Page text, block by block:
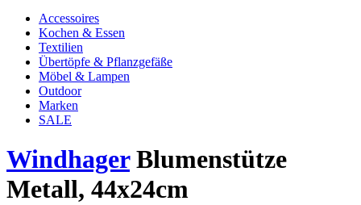
Accessoires
Kochen & Essen
Textilien
Übertöpfe & Pflanzgefäße
Möbel & Lampen
Outdoor
Marken
SALE
WindhagerBlumenstütze
Metall, 44x24cm